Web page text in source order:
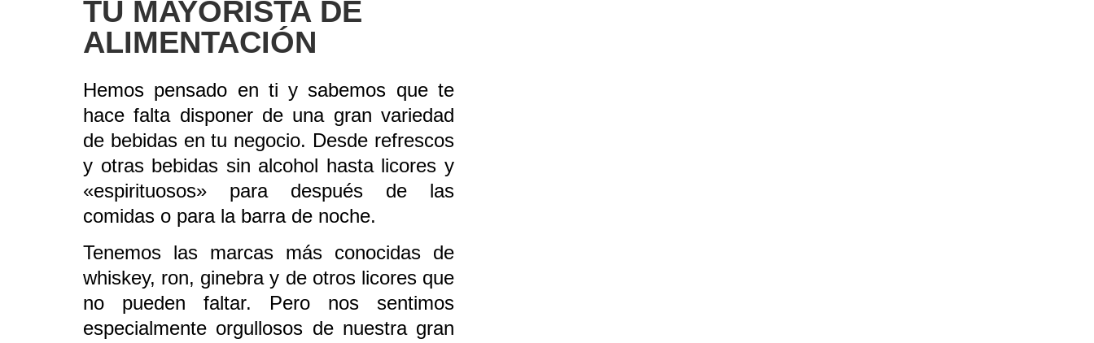
TU MAYORISTA DE
ALIMENTACIÓN
Hemos pensado en ti y sabemos que te
hace falta disponer de una gran variedad
de bebidas en tu negocio. Desde refrescos
y otras bebidas sin alcohol hasta licores y
«espirituosos» para después de las
comidas o para la barra de noche.
Tenemos las marcas más conocidas de
whiskey, ron, ginebra y de otros licores que
no pueden faltar. Pero nos sentimos
especialmente orgullosos de nuestra gran